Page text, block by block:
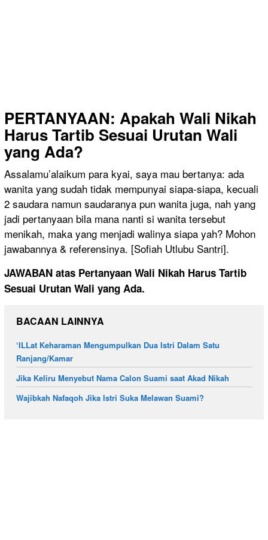
PERTANYAAN: Apakah Wali Nikah
Harus Tartib Sesuai Urutan Wali
yang Ada?
Assalamu’alaikum para kyai, saya mau bertanya: ada
wanita yang sudah tidak mempunyai siapa-siapa, kecuali
2 saudara namun saudaranya pun wanita juga, nah yang
jadi pertanyaan bila mana nanti si wanita tersebut
menikah, maka yang menjadi walinya siapa yah? Mohon
jawabannya & referensinya. [Sofiah Utlubu Santri].
JAWABAN atas Pertanyaan Wali Nikah Harus Tartib
Sesuai Urutan Wali yang Ada.
BACAAN LAINNYA
‘ILLat Keharaman Mengumpulkan Dua Istri Dalam Satu
Ranjang/Kamar
Jika Keliru Menyebut Nama Calon Suami saat Akad Nikah
Wajibkah Nafaqoh Jika Istri Suka Melawan Suami?